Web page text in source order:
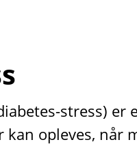
stress) er
opleves, når